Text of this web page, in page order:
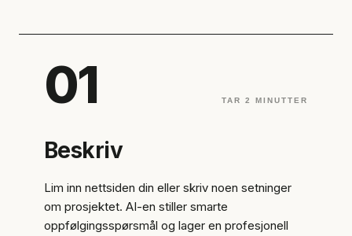
01 TAR 2 MINUTTER
Beskriv
Lim inn nettsiden din eller skriv noen setninger
om prosjektet. AI-en stiller smarte
oppfølgingsspørsmål og lager en profesjonell